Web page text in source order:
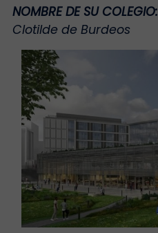
NOMBRE DE SU COLEGIO:
Clotilde de Burdeos